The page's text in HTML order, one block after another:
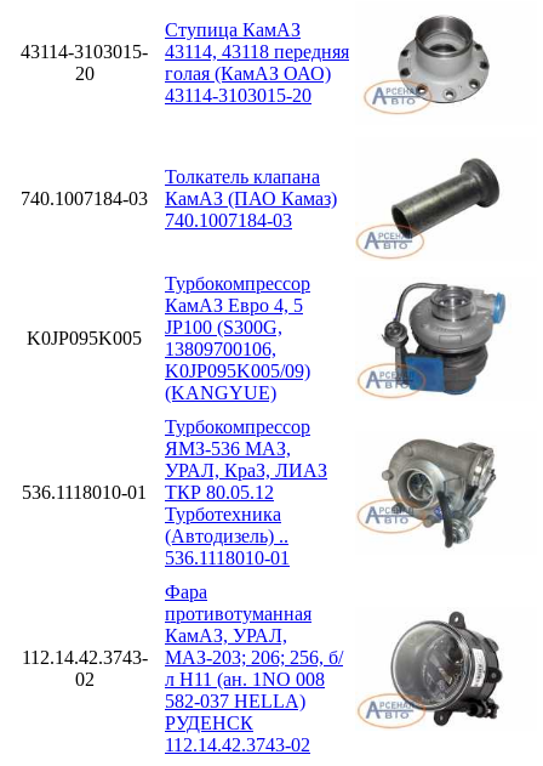
43114-3103015-
20
Ступица КамАЗ
43114, 43118 передняя
голая (КамАЗ ОАО)
43114-3103015-20
740.1007184-03
Толкатель клапана
КамАЗ (ПАО Камаз)
740.1007184-03
K0JP095K005
Турбокомпрессор
КамАЗ Евро 4, 5
JP100 (S300G,
13809700106,
K0JP095K005/09)
(KANGYUE)
536.1118010-01
Турбокомпрессор
ЯМЗ-536 МАЗ,
УРАЛ, КраЗ, ЛИАЗ
ТКР 80.05.12
Турботехника
(Автодизель) ..
536.1118010-01
112.14.42.3743-
02
Фара
противотуманная
КамАЗ, УРАЛ,
МАЗ-203; 206; 256, б/
л H11 (ан. 1NO 008
582-037 HELLA)
РУДЕНСК
112.14.42.3743-02